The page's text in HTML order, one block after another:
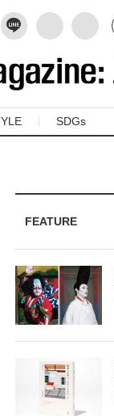
SDGs
FEATURE